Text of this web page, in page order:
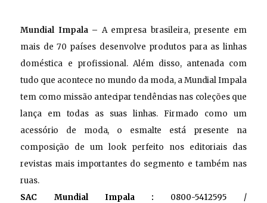
Mundial Impala – A empresa brasileira, presente em
mais de 70 países desenvolve produtos para as linhas
doméstica e profissional. Além disso, antenada com
tudo que acontece no mundo da moda, a Mundial Impala
tem como missão antecipar tendências nas coleções que
lança em todas as suas linhas. Firmado como um
acessório de moda, o esmalte está presente na
composição de um look perfeito nos editoriais das
revistas mais importantes do segmento e também nas
ruas.
SAC Mundial Impala : 0800-5412595 /